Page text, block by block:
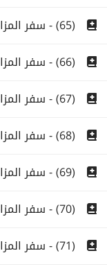
(65) - سفر المزامير الاصحاح الخامس والستون
(66) - سفر المزامير الاصحاح السادس والستون
(67) - سفر المزامير الاصحاح السابع والستون
(68) - سفر المزامير الاصحاح الثامن والستون
(69) - سفر المزامير الاصحاح التاسع والستون
(70) - سفر المزامير الاصحاح السبعون
(71) - سفر المزامير الاصحاح الحادى والسبعون